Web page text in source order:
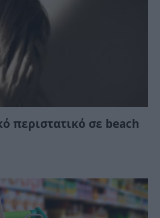
περιστατικό σε beach